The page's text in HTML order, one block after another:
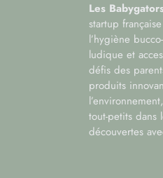
Les
startup
l’hygiène
ludique et
défis des
produits
tout-petits dans
découvertes